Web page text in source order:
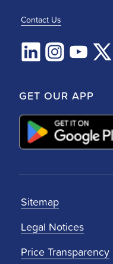
Contact Us
GET OUR APP
Sitemap
Legal Notices
Price Transparency